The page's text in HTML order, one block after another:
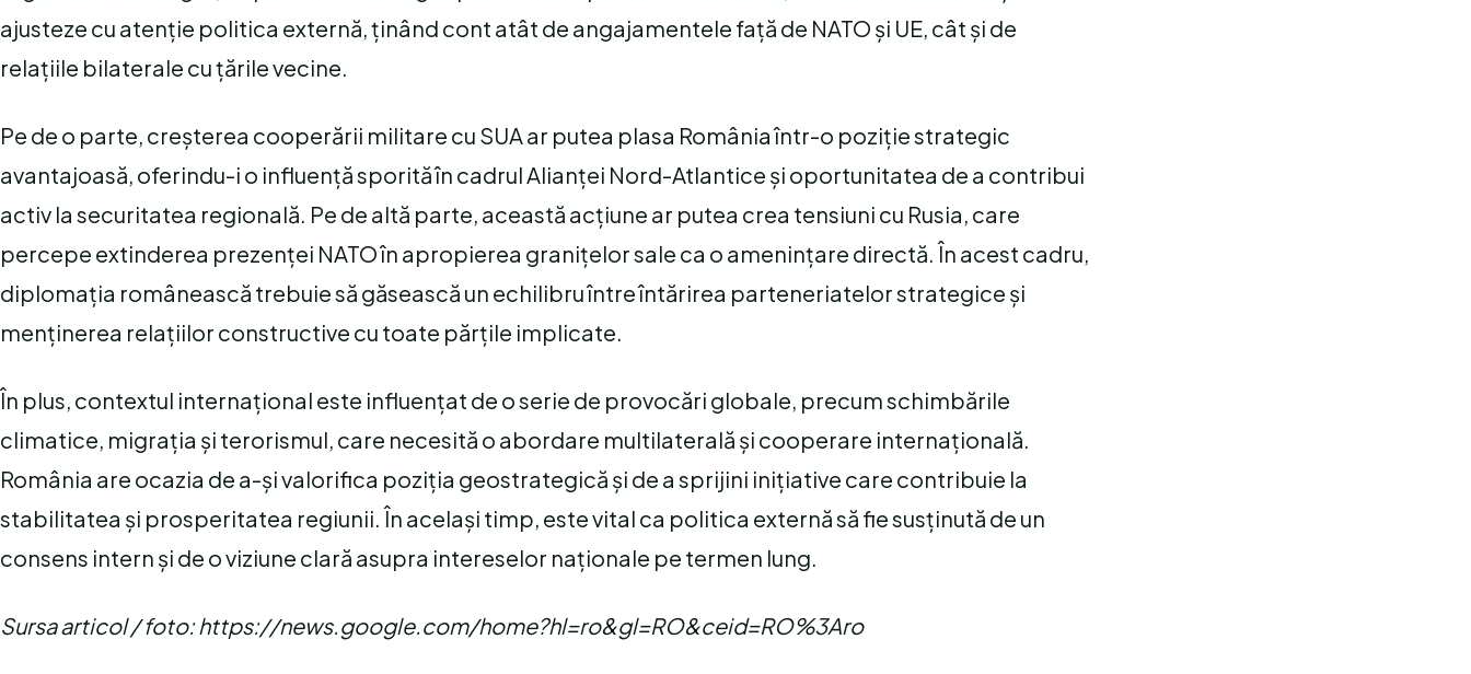
ajusteze cu atenție politica externă, ținând cont atât de angajamentele față de NATO și UE, cât și de
relațiile bilaterale cu țările vecine.
Pe de o parte, creșterea cooperării militare cu SUA ar putea plasa România într-o poziție strategic
avantajoasă, oferindu-i o influență sporită în cadrul Alianței Nord-Atlantice și oportunitatea de a contribui
activ la securitatea regională. Pe de altă parte, această acțiune ar putea crea tensiuni cu Rusia, care
percepe extinderea prezenței NATO în apropierea granițelor sale ca o amenințare directă. În acest cadru,
diplomația românească trebuie să găsească un echilibru între întărirea parteneriatelor strategice și
menținerea relațiilor constructive cu toate părțile implicate.
În plus, contextul internațional este influențat de o serie de provocări globale, precum schimbările
climatice, migrația și terorismul, care necesită o abordare multilaterală și cooperare internațională.
România are ocazia de a-și valorifica poziția geostrategică și de a sprijini inițiative care contribuie la
stabilitatea și prosperitatea regiunii. În același timp, este vital ca politica externă să fie susținută de un
consens intern și de o viziune clară asupra intereselor naționale pe termen lung.
Sursa articol / foto: https://news.google.com/home?hl=ro&gl=RO&ceid=RO%3Aro